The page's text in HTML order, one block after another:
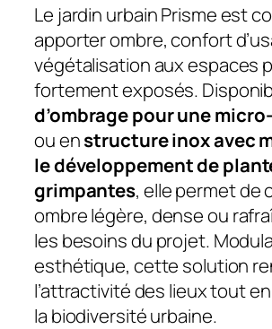
Le jardin urbain Prisme est
apporter ombre, confort
végétalisation aux espaces
fortement exposés.
d’ombrage pour une
ou enstructure inox avec
le développement de
grimpantes, elle permet de
ombre légère, dense ou
les besoins du projet.
esthétique, cette solution
l’attractivité des lieux tout
la biodiversité urbaine.